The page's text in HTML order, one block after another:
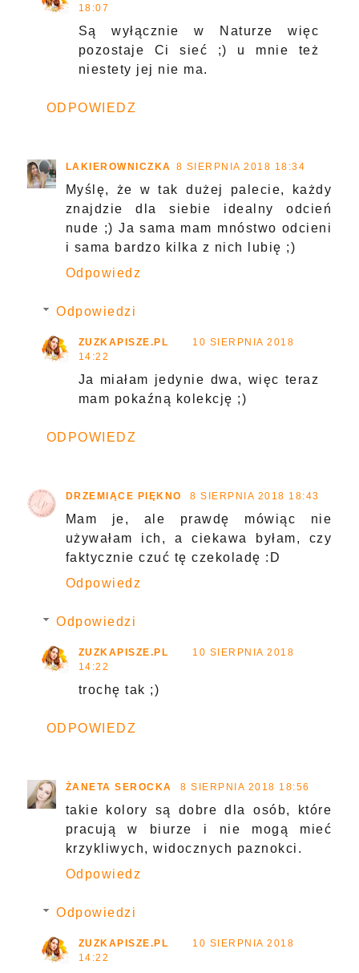
18:07
Są wyłącznie w Naturze więc
pozostaje Ci sieć ;) u mnie też
niestety jej nie ma.
ODPOWIEDZ
LAKIEROWNICZKA 8 SIERPNIA 2018 18:34
Myślę, że w tak dużej palecie, każdy
znajdzie dla siebie idealny odcień
nude ;) Ja sama mam mnóstwo odcieni
i sama bardzo kilka z nich lubię ;)
Odpowiedz
Odpowiedzi
ZUZKAPISZE.PL
10 SIERPNIA 2018
14:22
Ja miałam jedynie dwa, więc teraz
mam pokaźną kolekcję ;)
ODPOWIEDZ
DRZEMIĄCE PIĘKNO 8 SIERPNIA 2018 18:43
Mam je, ale prawdę mówiąc nie
używałam ich, a ciekawa byłam, czy
faktycznie czuć tę czekoladę :D
Odpowiedz
Odpowiedzi
ZUZKAPISZE.PL
10 SIERPNIA 2018
14:22
trochę tak ;)
ODPOWIEDZ
ŻANETA SEROCKA 8 SIERPNIA 2018 18:56
takie kolory są dobre dla osób, które
pracują w biurze i nie mogą mieć
krzykliwych, widocznych paznokci.
Odpowiedz
Odpowiedzi
ZUZKAPISZE.PL
10 SIERPNIA 2018
14:22